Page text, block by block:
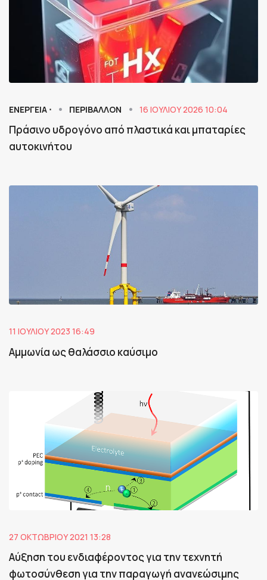
ΕΝΕΡΓΕΙΑ ⋅ ΠΕΡΙΒΑΛΛΟΝ 16 ΙΟΥΛΊΟΥ 2026 10:04
Πράσινο υδρογόνο από πλαστικά και μπαταρίες
αυτοκινήτου
11 ΙΟΥΛΊΟΥ 2023 16:49
Αμμωνία ως θαλάσσιο καύσιμο
27 ΟΚΤΩΒΡΊΟΥ 2021 13:28
Αύξηση του ενδιαφέροντος για την τεχνητή
φωτοσύνθεση για την παραγωγή ανανεώσιμης